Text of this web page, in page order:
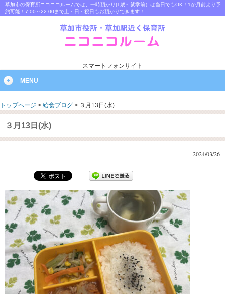
草加市の保育所ニコニコルームでは、一時預かり(1歳～就学前）は当日でもOK！1か月前より予
約可能！7:00～22:00まで土・日・祝日もお預かりできます！
スマートフォンサイト
MENU
トップページ > 給食ブログ > ３月13日(水)
３月13日(水)
2024/03/26